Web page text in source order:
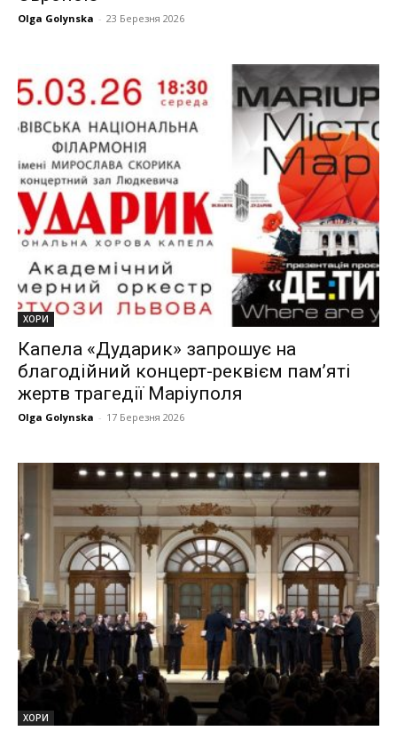
Olga Golynska - 23 Березня 2026
ХОРИ
Капела «Дударик» запрошує на
благодійний концерт-реквієм пам’яті
жертв трагедії Маріуполя
Olga Golynska - 17 Березня 2026
ХОРИ